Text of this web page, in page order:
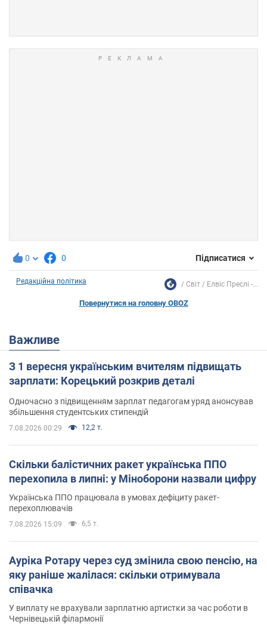
0 0 Підписатися
Редакційна політика Світ Елвіс Преслі -...
Повернутися на головну OBOZ
Важливе
З 1 вересня українським вчителям підвищать
зарплати: Корецький розкрив деталі
Одночасно з підвищенням зарплат педагогам уряд анонсував
збільшення студентських стипендій
7.08.2026 00:29 12,2 т.
Скільки балістичних ракет українська ППО
перехопила в липні: у Міноборони назвали цифру
Українська ППО працювала в умовах дефіциту ракет-
перехоплювачів
7.08.2026 15:09 6,5 т.
Ауріка Ротару через суд змінила свою пенсію, на
яку раніше жалілася: скільки отримувала
співачка
У виплату не врахували зарплатню артистки за час роботи в
Чернівецькій філармонії